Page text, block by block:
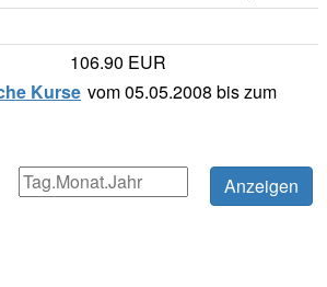
106.90 EUR
Kurse vom 05.05.2008 bis zum